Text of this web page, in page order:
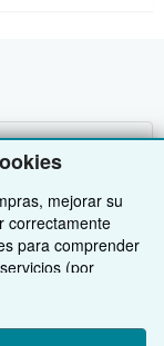
mejorar su
correctamente
para comprender
(por
realizar mejoras.
y medir el